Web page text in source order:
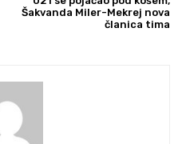
Šakvanda Miler-Mekrej nova
članica tima